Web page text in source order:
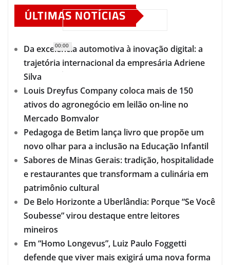
00:00
ÚLTIMAS NOTÍCIAS
Da excelência automotiva à inovação digital: a
trajetória internacional da empresária Adriene
Silva
Louis Dreyfus Company coloca mais de 150
ativos do agronegócio em leilão on-line no
Mercado Bomvalor
Pedagoga de Betim lança livro que propõe um
novo olhar para a inclusão na Educação Infantil
Sabores de Minas Gerais: tradição, hospitalidade
e restaurantes que transformam a culinária em
patrimônio cultural
De Belo Horizonte a Uberlândia: Porque “Se Você
Soubesse” virou destaque entre leitores
mineiros
Em “Homo Longevus”, Luiz Paulo Foggetti
defende que viver mais exigirá uma nova forma